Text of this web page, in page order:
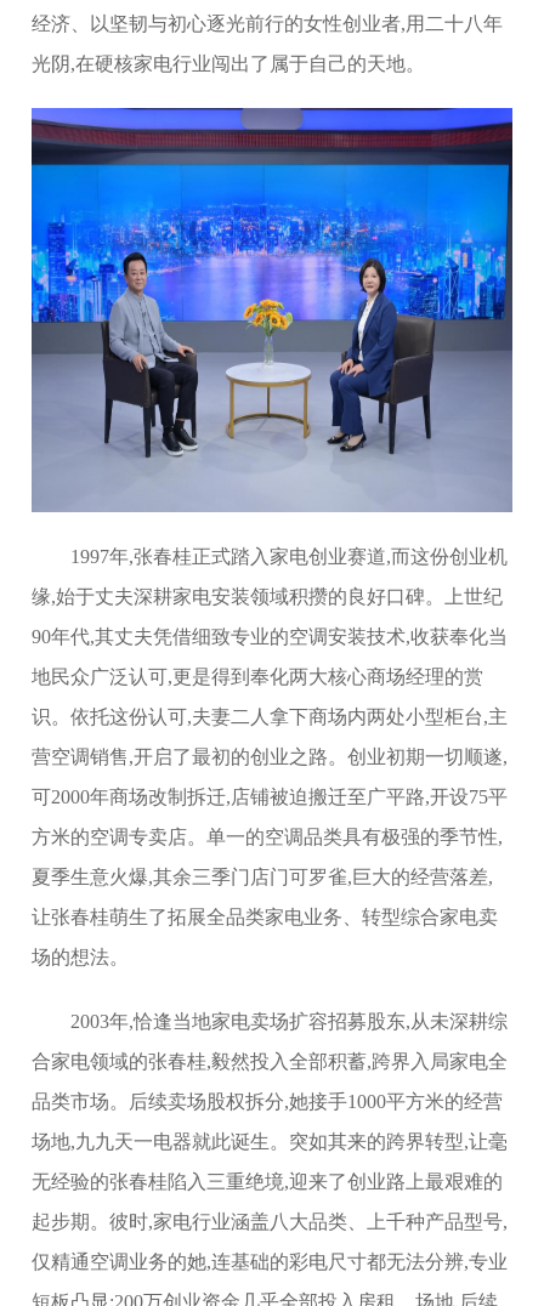
经济、以坚韧与初心逐光前行的女性创业者,用二十八年
光阴,在硬核家电行业闯出了属于自己的天地。
1997年,张春桂正式踏入家电创业赛道,而这份创业机
缘,始于丈夫深耕家电安装领域积攒的良好口碑。上世纪
90年代,其丈夫凭借细致专业的空调安装技术,收获奉化当
地民众广泛认可,更是得到奉化两大核心商场经理的赏
识。依托这份认可,夫妻二人拿下商场内两处小型柜台,主
营空调销售,开启了最初的创业之路。创业初期一切顺遂,
可2000年商场改制拆迁,店铺被迫搬迁至广平路,开设75平
方米的空调专卖店。单一的空调品类具有极强的季节性,
夏季生意火爆,其余三季门店门可罗雀,巨大的经营落差,
让张春桂萌生了拓展全品类家电业务、转型综合家电卖
场的想法。
2003年,恰逢当地家电卖场扩容招募股东,从未深耕综
合家电领域的张春桂,毅然投入全部积蓄,跨界入局家电全
品类市场。后续卖场股权拆分,她接手1000平方米的经营
场地,九九天一电器就此诞生。突如其来的跨界转型,让毫
无经验的张春桂陷入三重绝境,迎来了创业路上最艰难的
起步期。彼时,家电行业涵盖八大品类、上千种产品型号,
仅精通空调业务的她,连基础的彩电尺寸都无法分辨,专业
短板凸显;200万创业资金几乎全部投入房租、场地,后续